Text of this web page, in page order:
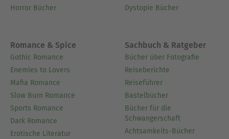
Horror Bücher
Dystopie Bücher
Romance & Spice
Gothic Romance
Enemies to Lovers
Mafia Romance
Slow Burn Romance
Sports Romance
Dark Romance
Erotische Literatur
Sachbuch & Ratgeber
Bücher über Fotografie
Reiseberichte
Reiseführer
Bastelbücher
Bücher für die
Schwangerschaft
Achtsamkeits-Bücher